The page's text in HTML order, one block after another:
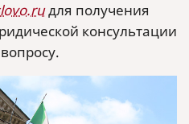
для получения
консультации